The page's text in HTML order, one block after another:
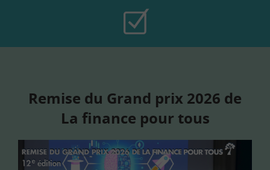
Remise du Grand prix 2026 de
La finance pour tous